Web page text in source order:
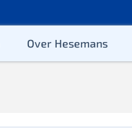
Over Hesemans